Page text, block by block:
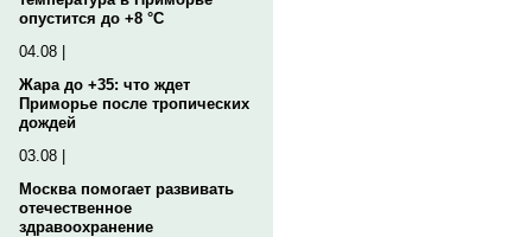
опустится до +8 °C
04.08 |
Жара до +35: что ждет
Приморье после тропических
дождей
03.08 |
Москва помогает развивать
отечественное
здравоохранение